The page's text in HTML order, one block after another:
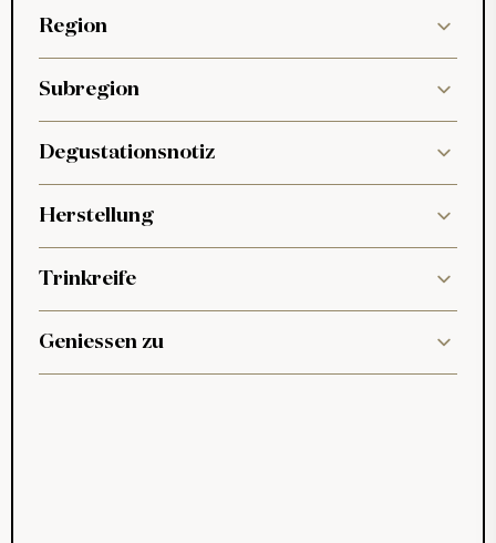
Region
Subregion
Degustationsnotiz
Herstellung
Trinkreife
Geniessen zu